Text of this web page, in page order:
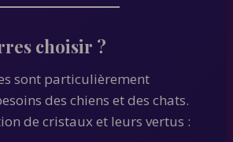
choisir ?
sont particulièrement
des chiens et des chats.
de cristaux et leurs vertus :